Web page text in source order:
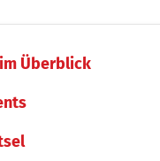
Überblick